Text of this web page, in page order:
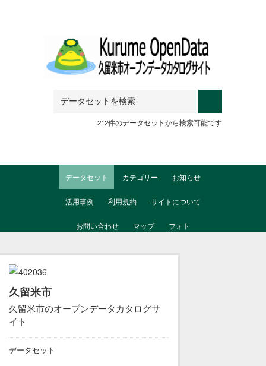
212件のデータセットから検索可能です
データセット カテゴリー お知らせ
活用事例 利用規約 サイトについて
お問い合わせ マップ フォト
久留米市
久留米市のオープンデータカタログサ
イト
データセット